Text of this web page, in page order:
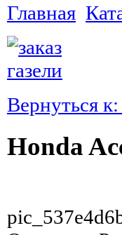
Главная
Вернуться
Honda